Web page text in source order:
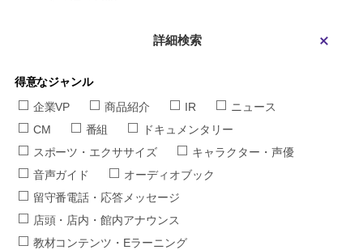
詳細検索
得意なジャンル
企業VP
商品紹介 IR
ニュース
CM
番組
ドキュメンタリー
スポーツ・エクササイズ
キャラクター・声優
音声ガイド
オーディオブック
留守番電話・応答メッセージ
店頭・店内・館内アナウンス
教材コンテンツ・Eラーニング